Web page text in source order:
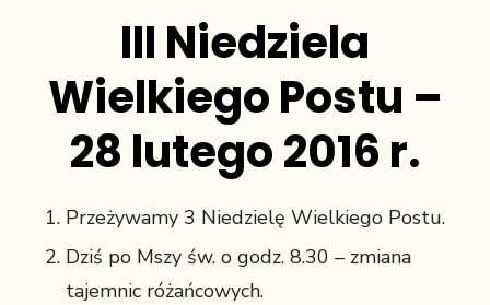
III Niedziela
Wielkiego Postu –
28 lutego 2016 r.
Przeżywamy 3 Niedzielę Wielkiego Postu.
Dziś po Mszy św. o godz. 8.30 – zmiana
tajemnic różańcowych.